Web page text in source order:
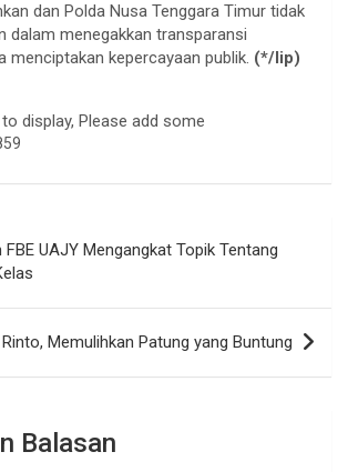
dan Polda Nusa Tenggara Timur tidak
dalam menegakkan transparansi
menciptakan kepercayaan publik. (*/lip)
display, Please add some
FBE UAJY Mengangkat Topik Tentang
Memulihkan Patung yang Buntung
Balasan